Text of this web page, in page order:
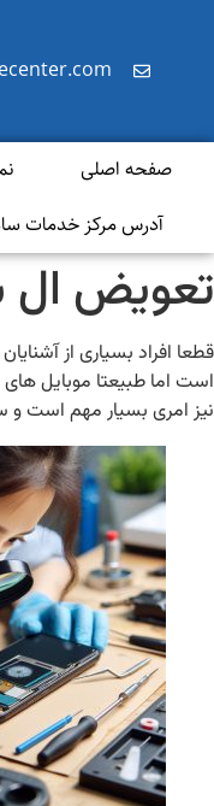
صفحه اصلی
آدرس مرکز خدمات
تعویض
قطعا افراد بسیاری از
است اما طبیعتا موبایل
نیز امری بسیار مهم است و